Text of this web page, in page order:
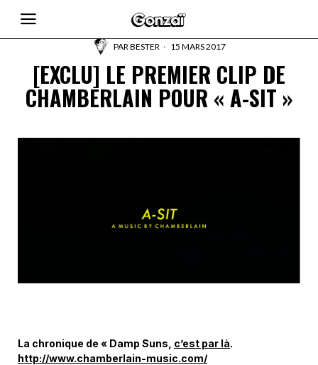
PARBESTER 15 MARS 2017
[EXCLU] LE PREMIER CLIP DE
CHAMBERLAIN POUR « A-SIT »
La chronique de « Damp Suns, c’est par là.
http://www.chamberlain-music.com/